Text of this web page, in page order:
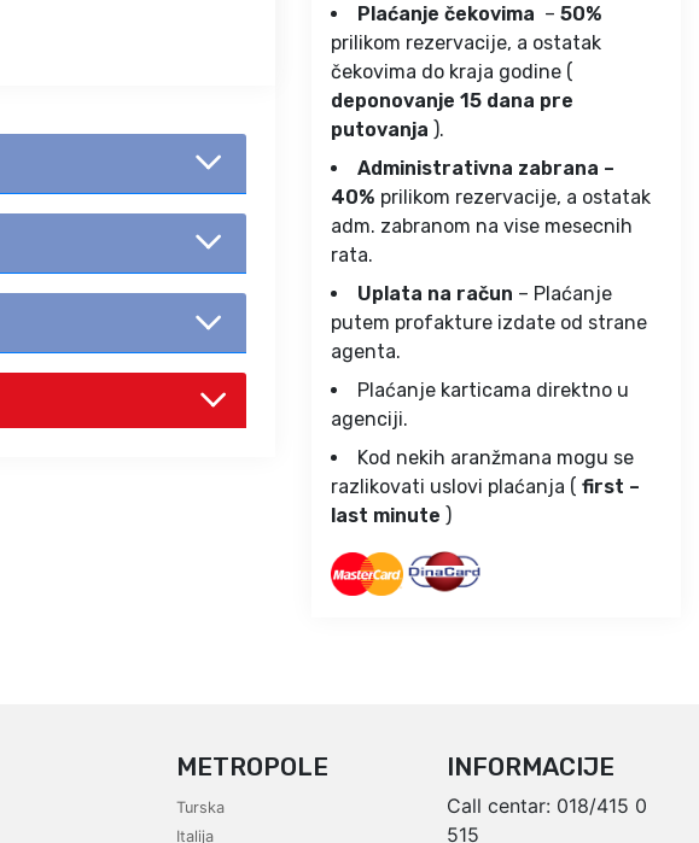
Plaćanje čekovima – 50%
prilikom rezervacije, a ostatak
čekovima do kraja godine (
deponovanje 15 dana pre
putovanja ).
Administrativna zabrana –
40% prilikom rezervacije, a ostatak
adm. zabranom na vise mesecnih
rata.
Uplata na račun – Plaćanje
putem profakture izdate od strane
agenta.
Plaćanje karticama direktno u
agenciji.
Kod nekih aranžmana mogu se
razlikovati uslovi plaćanja ( first –
last minute )
METROPOLE
Turska
Italija
INFORMACIJE
Call centar: 018/415 0
515